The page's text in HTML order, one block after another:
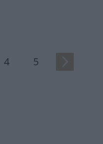
4 5